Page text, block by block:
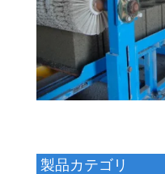
製品カテゴリ